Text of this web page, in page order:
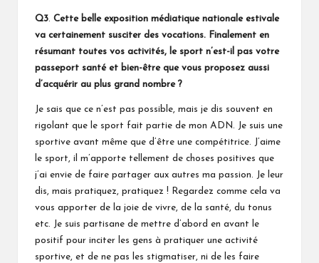
Q3. Cette belle exposition médiatique nationale estivale
va certainement susciter des vocations. Finalement en
résumant toutes vos activités, le sport n’est-il pas votre
passeport santé et bien-être que vous proposez aussi
d’acquérir au plus grand nombre ?
Je sais que ce n’est pas possible, mais je dis souvent en
rigolant que le sport fait partie de mon ADN. Je suis une
sportive avant même que d’être une compétitrice. J’aime
le sport, il m’apporte tellement de choses positives que
j’ai envie de faire partager aux autres ma passion. Je leur
dis, mais pratiquez, pratiquez ! Regardez comme cela va
vous apporter de la joie de vivre, de la santé, du tonus
etc. Je suis partisane de mettre d’abord en avant le
positif pour inciter les gens à pratiquer une activité
sportive, et de ne pas les stigmatiser, ni de les faire